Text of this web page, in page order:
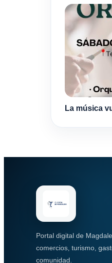
La música
Portal digital de
comercios, turismo,
comunidad.